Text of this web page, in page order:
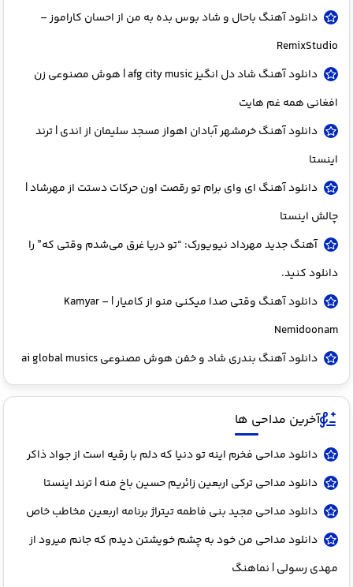
دانلود آهنگ باحال و شاد بوس بده به من از احسان کاراموز –
RemixStudio
دانلود آهنگ شاد دل انگیز afg city music | هوش مصنوعی زن
افغانی همه غم هایت
دانلود آهنگ خرمشهر آبادان اهواز مسجد سلیمان از اندی | ترند
اینستا
دانلود آهنگ ای وای برام تو رقصت اون حرکات دستت از مهرشاد |
چالش اینستا
آهنگ جدید مهرداد نیویورک: “تو دریا غرق می‌شدم وقتی که” را
دانلود کنید.
دانلود آهنگ وقتی صدا میکنی منو از کامیار | Kamyar –
Nemidoonam
دانلود آهنگ بندری شاد و خفن هوش مصنوعی ai global musics
آخرین مداحی ها
دانلود مداحی فخرم اینه تو دنیا که دلم با رقیه است از جواد ذاکر
دانلود مداحی ترکی اربعین زائریم حسین باخ منه | ترند اینستا
دانلود مداحی مجید بنی فاطمه تیتراژ برنامه اربعین مخاطب خاص
دانلود مداحی من خود به چشم خویشتن دیدم که جانم میرود از
مهدی رسولی | نماهنگ